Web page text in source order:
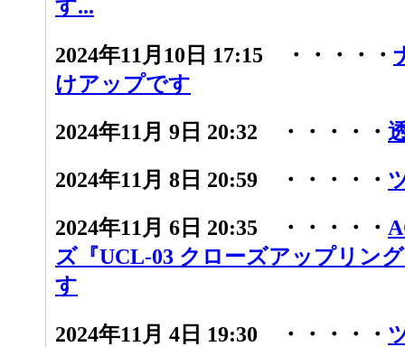
す...
2024年11月10日 17:15 ・・・・・
けアップです
2024年11月 9日 20:32 ・・・・・
2024年11月 8日 20:59 ・・・・・
2024年11月 6日 20:35 ・・・・・
ズ『UCL-03 クローズアップリン
す
2024年11月 4日 19:30 ・・・・・